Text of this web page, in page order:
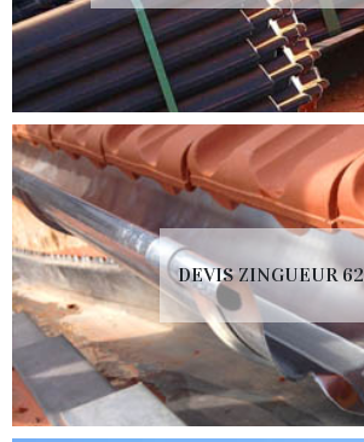
DEVIS ZINGUEUR 62